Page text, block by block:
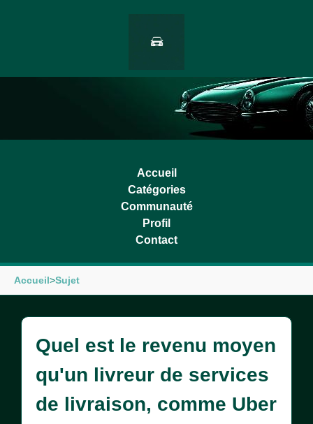
Accueil
Catégories
Communauté
Profil
Contact
Accueil>Sujet
Quel est le revenu moyen
qu'un livreur de services
de livraison, comme Uber